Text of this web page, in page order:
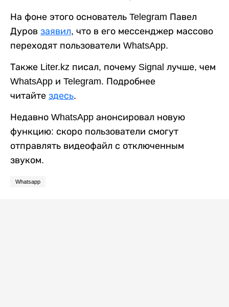
На фоне этого основатель Telegram Павел
Дуров заявил, что в его мессенджер массово
переходят пользователи WhatsApp.
Также Liter.kz писал, почему Signal лучше, чем
WhatsApp и Telegram. Подробнее
читайте здесь.
Недавно WhatsApp анонсировал новую
функцию: скоро пользователи смогут
отправлять видеофайл с отключенным
звуком.
Whatsapp